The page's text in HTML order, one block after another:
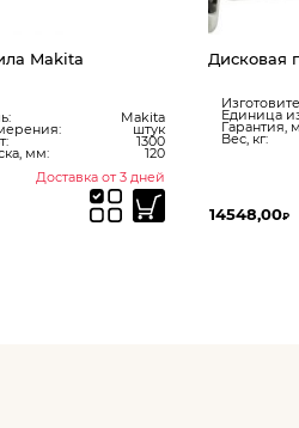
Makita
Makita
штук
1300
мм:
120
Доставка от 3 дней
Дисковая
Единица
Гарантия,
Вес, кг:
14548,00₽